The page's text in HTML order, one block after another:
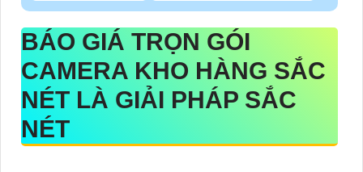
BÁO GIÁ TRỌN GÓI
CAMERA KHO HÀNG SẮC
NÉT LÀ GIẢI PHÁP SẮC
NÉT